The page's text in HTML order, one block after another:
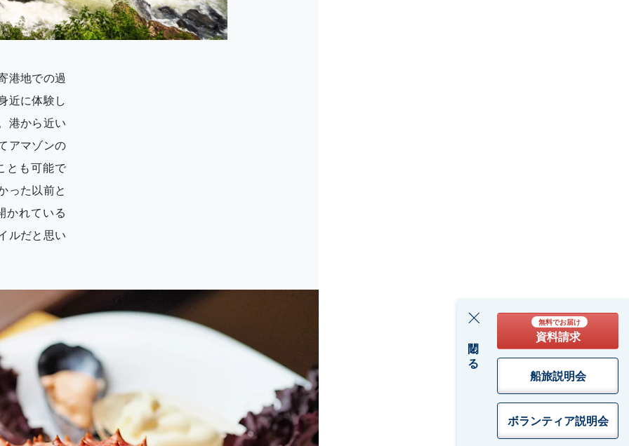
閉じる
無料でお届け
資料請求
船旅説明会
ボランティア説明会
港地での過
近に体験し
港から近い
アマゾンの
とも可能で
った以前と
かれている
ルだと思い